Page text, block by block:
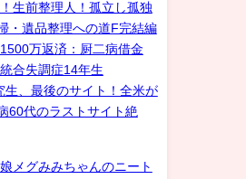
生前整理人！孤立し孤独
・遺品整理への道F完結編
万返済：厨二病借金
合失調症14年生
生、最後のサイト！全米が
60代のラストサイト絶
メグみみちゃんのニート